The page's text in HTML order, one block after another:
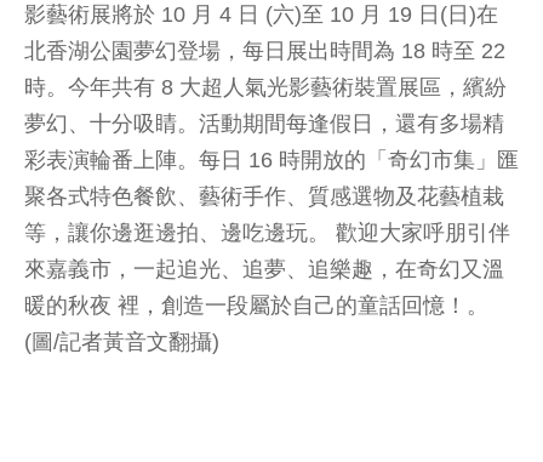
影藝術展將於 10 月 4 日 (六)至 10 月 19 日(日)在
北香湖公園夢幻登場，每日展出時間為 18 時至 22
時。今年共有 8 大超人氣光影藝術裝置展區，繽紛
夢幻、十分吸睛。活動期間每逢假日，還有多場精
彩表演輪番上陣。每日 16 時開放的「奇幻市集」匯
聚各式特色餐飲、藝術手作、質感選物及花藝植栽
等，讓你邊逛邊拍、邊吃邊玩。 歡迎大家呼朋引伴
來嘉義市，一起追光、追夢、追樂趣，在奇幻又溫
暖的秋夜 裡，創造一段屬於自己的童話回憶！。
(圖/記者黃音文翻攝)